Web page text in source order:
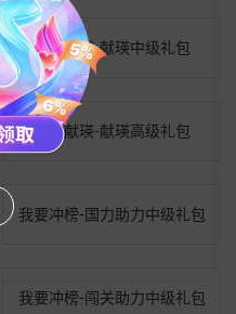
流影献瑛-献瑛中级礼包
流影献瑛-献瑛高级礼包
我要冲榜-国力助力中级礼包
我要冲榜-闯关助力中级礼包